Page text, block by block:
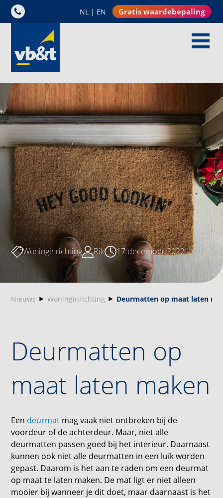
NL | EN Gratis waardebepaling
Woninginrichting Rik 17 december 2022
Nieuws Woninginrichting Deurmatten op maat laten
Deurmatten op
maat laten maken
Een deurmat mag vaak niet ontbreken bij de
voordeur of de achterdeur. Maar, niet alle
deurmatten passen goed bij het interieur. Daarnaast
kunnen ook niet alle deurmatten in een luik worden
gepast. Daarom is het aan te raden om een deurmat
op maat te laten maken. De mat ligt er niet alleen
mooier bij wanneer je dit doet, maar daarnaast is het